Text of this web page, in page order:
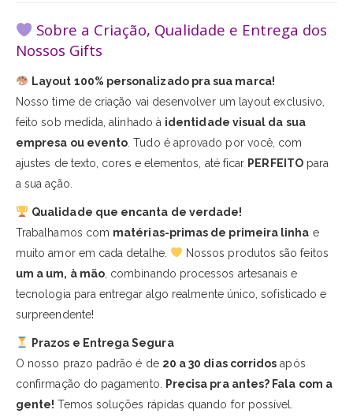
Sobre a Criação, Qualidade e Entrega dos
Nossos Gifts
Layout 100% personalizado pra sua marca!
Nosso time de criação vai desenvolver um layout exclusivo,
feito sob medida, alinhado à identidade visual da sua
empresa ou evento . Tudo é aprovado por você, com
ajustes de texto, cores e elementos, até ficar PERFEITOpara
a sua ação.
Qualidade que encanta de verdade!
Trabalhamos com matérias-primas de primeira linha e
muito amor em cada detalhe.
Nossos produtos são feitos
um a um, à mão, combinando processos artesanais e
tecnologia para entregar algo realmente único, sofisticado e
surpreendente!
Prazos e Entrega Segura
O nosso prazo padrão é de 20 a 30 dias corridos após
confirmação do pagamento.
Precisa pra antes? Fala com a
gente! Temos soluções rápidas quando for possível.